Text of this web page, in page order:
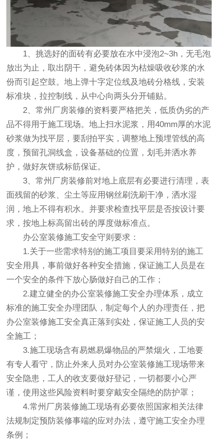
1、挑选好的面砖有必要放在水中浸泡2~3h，无毛泡
放出为止，取出阴干，避免砖体因为枯燥吸收砂浆的水
份而引起空鼓。地上弹十字定位线及地砖分格线，安装
标准块，拉控制线，从中心向两头分开铺贴。
2、常州厂房装修的资料要严格把关，低质伪劣的产
品不得用于施工现场。地上扫水泥浆，用40mm厚的水泥
砂浆做为找平层，要刮拍平实，调整地上预埋管线的高
度，预留孔洞线盒，设备基础的位置，划毛并洒水养
护，做好灰饼或标筋保证。
3、常州厂房装修前对地上底层有必要进行清理，表
面残留的砂浆、尘土等应用钢丝刷洗刷干净，洒水湿
润，地上不得有积水。并要求检查找平层是否按设计要
求，按地上标高留出砖的厚度做标准点。
办公室装修施工安全守则要求：
1.关于一些需求特别的施工项目要采用特别的施工
安全用具，事前做好各种安全措施，保证施工人员是在
一个安全的条件下放心肠做好自己的工作；
2.建立健全的办公室装修施工安全办理体系，成立
标准的施工安全办理团队，制定每个人的办理责任，把
办公室装修施工安全真正落到实处，保证施工人员的安
全施工；
3.施工现场含有易燃易爆物品的严禁烟火，工地要
有专人看守，防止外来人员对办公室装修施工现场带来
安全隐患，工人的收支要做好登记，一切都要小心严
谨，使用这些风险资料时要穿戴安全隔绝的防护罩；
4.常州厂房装修施工现场有必要依照国家相关法律
法规制定预防装修事端的应对办法，遵守施工安全办理
条例；